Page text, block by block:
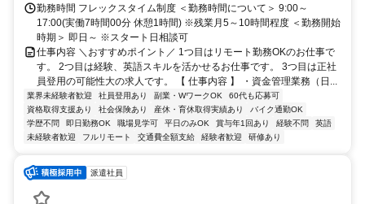
勤務時間 フレックスタイム制度 ＜勤務時間について＞ 9:00～
17:00(実働7時間00分 休憩1時間) ※残業月5～10時間程度 ＜勤務開始
時期＞ 即日～ ※スタート日相談可
仕事内容 ＼おすすめポイント／ 1つ目はリモート勤務OKのお仕事で
す。 2つ目は経験、英語スキルを活かせるお仕事です。 3つ目は正社
員登用の可能性大の求人です。 【 仕事内容 】 ・資金管理業務（日...
業界未経験者歓迎 社員登用あり 副業・WワークOK
60代も応募可
資格取得支援あり
社会保険あり 産休・育休取得実績あり
バイク通勤OK
学歴不問
即日勤務OK 職場見学可 平日のみOK 賞与年1回あり 経験不問
英語
未経験者歓迎
フルリモート 交通費全額支給 経験者歓迎 研修あり
派遣社員